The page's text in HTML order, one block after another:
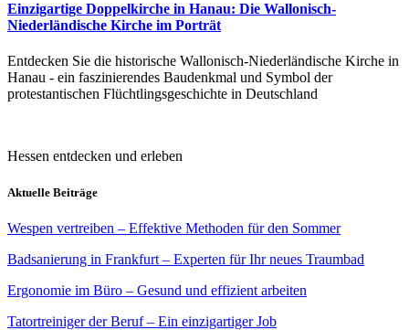
Einzigartige Doppelkirche in Hanau: Die Wallonisch-
Niederländische Kirche im Porträt
Entdecken Sie die historische Wallonisch-Niederländische Kirche in
Hanau - ein faszinierendes Baudenkmal und Symbol der
protestantischen Flüchtlingsgeschichte in Deutschland
Hessen entdecken und erleben
Aktuelle Beiträge
Wespen vertreiben – Effektive Methoden für den Sommer
Badsanierung in Frankfurt – Experten für Ihr neues Traumbad
Ergonomie im Büro – Gesund und effizient arbeiten
Tatortreiniger der Beruf – Ein einzigartiger Job